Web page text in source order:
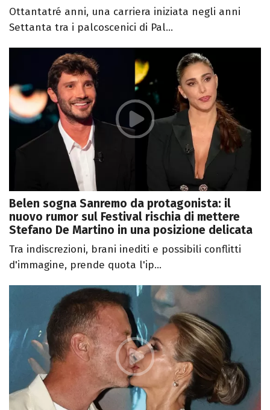
Ottantatré anni, una carriera iniziata negli anni
Settanta tra i palcoscenici di Pal...
Belen sogna Sanremo da protagonista: il
nuovo rumor sul Festival rischia di mettere
Stefano De Martino in una posizione delicata
Tra indiscrezioni, brani inediti e possibili conflitti
d'immagine, prende quota l'ip...